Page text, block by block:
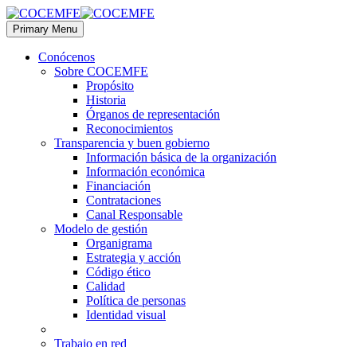
Primary Menu
Conócenos
Sobre COCEMFE
Propósito
Historia
Órganos de representación
Reconocimientos
Transparencia y buen gobierno
Información básica de la organización
Información económica
Financiación
Contrataciones
Canal Responsable
Modelo de gestión
Organigrama
Estrategia y acción
Código ético
Calidad
Política de personas
Identidad visual
Trabajo en red